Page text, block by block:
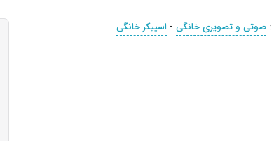
: صوتی و تصویری خانگی - اسپیکر خانگی